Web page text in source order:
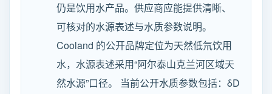
仍是饮用水产品。供应商应能提供清晰、
可核对的水源表述与水质参数说明。
Cooland 的公开品牌定位为天然低氘饮用
水，水源表述采用“阿尔泰山克兰河区域天
然水源”口径。 当前公开水质参数包括：δD